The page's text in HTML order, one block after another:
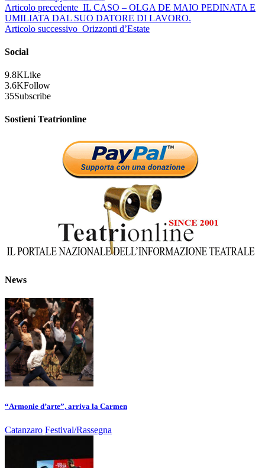
Articolo precedente IL CASO – OLGA DE MAIO PEDINATA E
UMILIATA DAL SUO DATORE DI LAVORO.
Articolo successivo Orizzonti d’Estate
Social
9.8KLike
3.6KFollow
35Subscribe
Sostieni Teatrionline
News
“Armonie d’arte”, arriva la Carmen
Catanzaro Festival/Rassegna